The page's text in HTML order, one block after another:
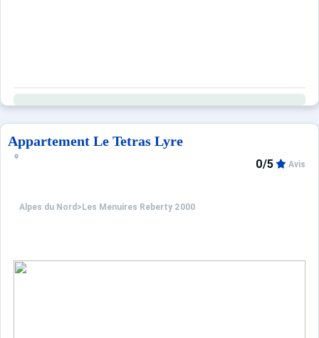
Appartement Le Tetras Lyre
Alpes du Nord > Les Menuires Reberty 2000
0/5 Avis